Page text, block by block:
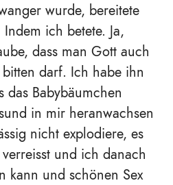
wurde, bereitete
ich betete. Ja,
dass man Gott auch
darf. Ich habe ihn
das Babybäumchen
in mir heranwachsen
nicht explodiere, es
und ich danach
kann und schönen Sex